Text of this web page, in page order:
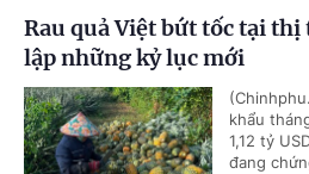
Rau quả Việt bứt tốc tại thị
lập những kỷ lục mới
khẩu
1,12 tỷ
đang